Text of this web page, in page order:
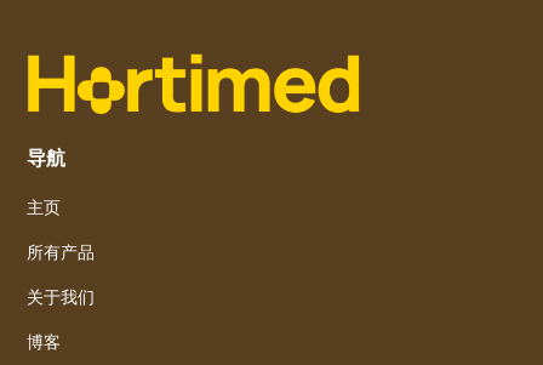
导航
主页
所有产品
关于我们
博客